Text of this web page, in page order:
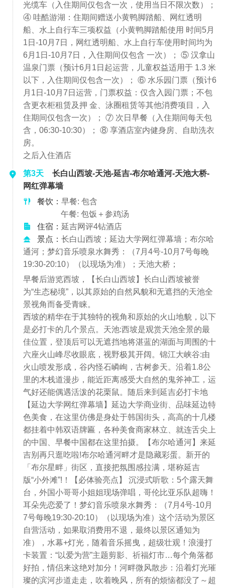
光缆车（入住期间仅包含一次，使用当日不限次数）；
④ 哇酷游湖：住期间赠送小黄鸭脚踏船、网红透明
船、水上自行车三项权益（小黄鸭脚踏船使用 时间5月
1日-10月7日，网红透明船、水上自行车使用时间均为
6月1日-10月7日，入住期间仅包含 一次）； ⑤ 汉拿山
温泉门票（预计6月1日起运营，儿童权益适用于 1.3 米
以下，入住期间仅包含一次）； ⑥ 水乐园门票（预计6
月1日-10月7日运营，门票权益：仅含入园门票；不包
含更衣柜租赁及押 金、泳圈租赁等其他消费项目，入
住期间仅包含一次）； ⑦ 次日早餐（入住期间每天包
含，06:30-10:30）； ⑧ 享酒店室内健身房、自助洗衣
房。
之后入住酒店
第3天
长白山西坡-天池-延吉-布尔哈通河-天池大桥-
网红弹幕墙
餐饮： 早餐: 包含
午餐: 包饭＋参鸡汤
住宿： 延吉网评4钻酒店
景点： 长白山西坡；延边大学网红弹幕墙；布尔哈
通河；梦幻音乐喷泉水舞秀：（7月4号-10月7号每晚
19:30-20:10）（以现场为准）；天池大桥；
早餐后游览西坡，【长白山西坡】长白山西坡被誉
为“生态秘境”，以其原始的自然风貌和无遮挡的天池全
景视角而备受青睐。
西坡的精华在于其独特的视角和原始的火山地貌，以下
是必打卡的几个景点。天池:西坡是观赏天池全景的最
佳位置，登顶后可以无遮挡地将湛蓝的湖面与周围的十
六座火山峰尽收眼底，视野极其开阔。锦江大峡谷:由
火山喷发形成，谷内怪石嶙峋，古树参天。沿着1.8公
里的木栈道漫步，能近距离感受大自然的鬼斧神工，运
气好还能偶遇活泼的花栗鼠。随后来到延吉必打卡地
【延边大学网红弹幕墙】延边大学商业街、品味延边特
色美食，在这里仿佛是身处于韩国街头，高高的十几楼
都挂着中韩双语牌匾，各种美食商家林立、就连舌尖上
的中国、早餐中国都在这里拍摄。【布尔哈通河】来延
吉别再只逛吃啦!布尔哈通河畔才是隐藏彩蛋。新开的
「布尔星畔」街区，直接把氛围感拉满，堪称延吉
版“小外滩”!！【必体验亮点】 沉浸式听歌：5个露天舞
台，外国小哥哥小姐姐现场弹唱，哥伦比亚乐队超嗨！
耳朵先恋爱了！梦幻音乐喷泉水舞秀：（7月4号-10月
7号每晚19:30-20:10）（以现场为准）这个活动为景区
自营活动，如果取消费用不退，最终以景区通知为
准），水幕+灯光，随着音乐摇曳，超级壮观！浪漫打
卡装置：“以爱为营”主题剪影、祈福灯市…每个角落都
好拍，情侣来这绝对加分！河畔微风散步：沿着灯光璀
璨的滨河步道走走，吹着晚风，所有的烦恼都没了～超